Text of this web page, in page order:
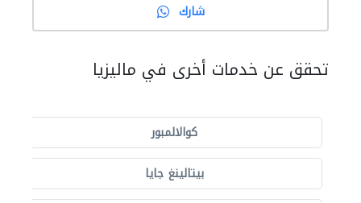
شارك
تحقق عن خدمات أخرى في ماليزيا
كوالالمبور
بيتالينغ جايا